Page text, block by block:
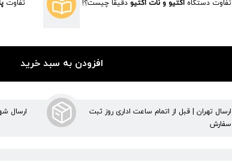
تفاوت دستگاه اکتیو و نات اکتیو دقیقا چیست؟! تفاوت
افزودن به سبد خرید
ارسال تهران | قبل از اتمام ساعت اداری روز ثبت
سفارش
ارسال